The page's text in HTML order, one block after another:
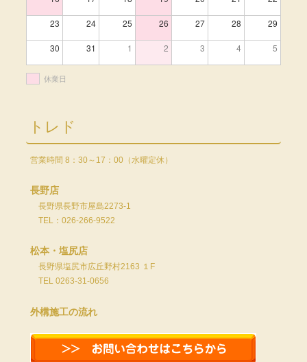
23 24 25 26 27 28 29
30 31 1 2 3 4 5
休業日
トレド
営業時間 8：30～17：00（水曜定休）
長野店
長野県長野市屋島2273-1
TEL：026-266-9522
松本・塩尻店
長野県塩尻市広丘野村2163 １F
TEL 0263-31-0656
外構施工の流れ